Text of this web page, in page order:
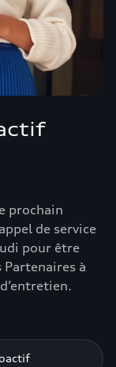
prochain
de service
pour être
à